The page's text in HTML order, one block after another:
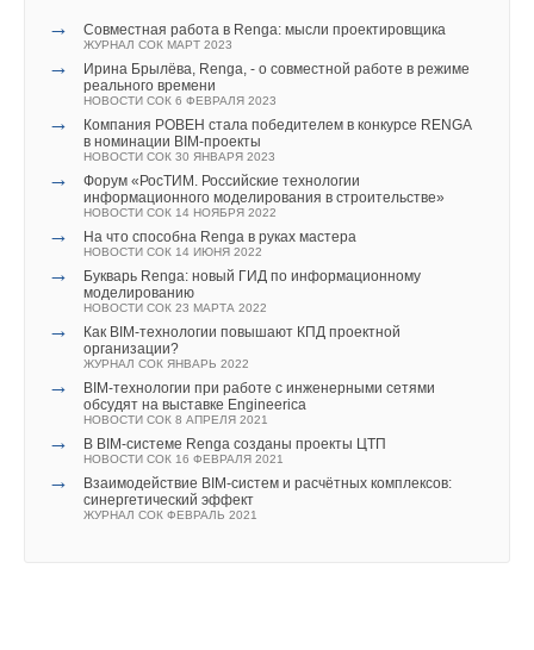
→ Совместная работа в Renga: мысли проектировщика
ЖУРНАЛ СОК МАРТ 2023
→
Ирина Брылёва, Renga, - о совместной работе в режиме
реального времени
НОВОСТИ СОК 6 ФЕВРАЛЯ 2023
→
Компания РОВЕН стала победителем в конкурсе RENGA
в номинации BIM-проекты
НОВОСТИ СОК 30 ЯНВАРЯ 2023
→
Форум «РосТИМ. Российские технологии
информационного моделирования в строительстве»
НОВОСТИ СОК 14 НОЯБРЯ 2022
→ На что способна Renga в руках мастера
НОВОСТИ СОК 14 ИЮНЯ 2022
→
Букварь Renga: новый ГИД по информационному
моделированию
НОВОСТИ СОК 23 МАРТА 2022
→
Как BIM-технологии повышают КПД проектной
организации?
ЖУРНАЛ СОК ЯНВАРЬ 2022
→
BIM-технологии при работе с инженерными сетями
обсудят на выставке Engineerica
НОВОСТИ СОК 8 АПРЕЛЯ 2021
→ В BIM-системе Renga созданы проекты ЦТП
НОВОСТИ СОК 16 ФЕВРАЛЯ 2021
→
Взаимодействие BIM-систем и расчётных комплексов:
синергетический эффект
ЖУРНАЛ СОК ФЕВРАЛЬ 2021
→
Kermi выводит на рынок новую линейку стальных
панельных радиаторов
НОВОСТИ СОК 23 ИЮНЯ 2026
Комментарии
В этой теме еще нет комментариев
Добавить комментарий
Ваше имя *
Ваш E-mail *